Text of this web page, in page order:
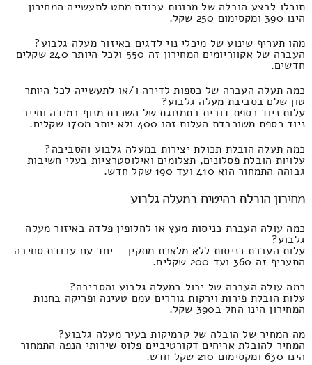
תוכלו לבצע הובלה של מכונות עבודת מחט לתעשייה המחירון
הינו 390 ומקסימום 250 שקל.
מהו תעריף שינוע של מיכלי נוי לדגים באיזור מעלה גלבוע?
העברה של אקווריומים המחירון זה 550 ולכל היותר 240 שקלים
חדשים.
כמה תעלה העברה של כספות לדירה ו/או לתעשייה לכל היותר
טון שלם בסביבת מעלה גלבוע?
עלות ניוד כספת דובית בתמזוגת של השכרת מנוף במידה וחייב
ניוד כספת משוכבדת העלות זהו 400 ולא יותר מ170 שקלים.
כמה תעלה הובלת תכולת יצירות במעלה גלבוע והסביבה?
עלויות הובלת פסלונים, תצלומים ואילוסטרציות בעלי חשיבות
גבוהה התמחור הוא 410 ועד 190 שקל חדש.
מחירון הובלת רהיטים במעלה גלבוע
כמה עולה העברת כניסות מעץ או לחלופין פלדה באיזור מעלה
גלבוע?
עלות העברת כניסות ללא מלאכת מתקין – יחד עם עבודת סחיבה
התעריף זה 360 ועד 200 שקלים.
כמה עולה העברה של יבול במעלה גלבוע והסביבה?
עלות הובלת פירות וירקות גוררים עמם טעינה ופריקה בחנות
המחירון הינו החל ב390 שקל.
מה המחיר של הובלה של קרמיקות בעיר מעלה גלבוע?
המחיר להובלת אריחים דקורטיביים פלוס שירותי הנפה התמחור
הינו 630 ומקסימום 210 שקל חדש.